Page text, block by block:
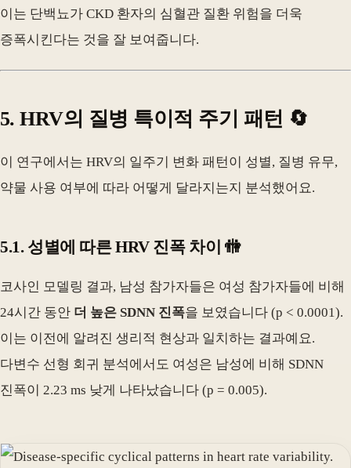
이는 단백뇨가 CKD 환자의 심혈관 질환 위험을 더욱
증폭시킨다는 것을 잘 보여줍니다.
5. HRV의 질병 특이적 주기 패턴 🔄
이 연구에서는 HRV의 일주기 변화 패턴이 성별, 질병 유무,
약물 사용 여부에 따라 어떻게 달라지는지 분석했어요.
5.1. 성별에 따른 HRV 진폭 차이 🚻
코사인 모델링 결과, 남성 참가자들은 여성 참가자들에 비해
24시간 동안 더 높은 SDNN 진폭을 보였습니다 (p < 0.0001).
이는 이전에 알려진 생리적 현상과 일치하는 결과예요.
다변수 선형 회귀 분석에서도 여성은 남성에 비해 SDNN
진폭이 2.23 ms 낮게 나타났습니다 (p = 0.005).